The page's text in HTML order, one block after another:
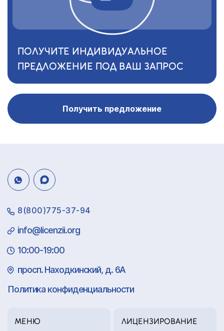
ПОЛУЧИТЕ ИНДИВИДУАЛЬНОЕ
ПРЕДЛОЖЕНИЕ ПОД ВАШ ЗАПРОС
Получить предложение
8(800)775-37-94
info@licenzii.org
10:00-19:00
просп. Находкинский, д. 6А
Политика конфиденциальности
МЕНЮ ЛИЦЕНЗИРОВАНИЕ